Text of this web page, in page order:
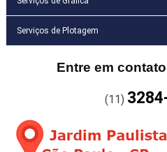
Serviços de Plotagem
Entre em
(11)